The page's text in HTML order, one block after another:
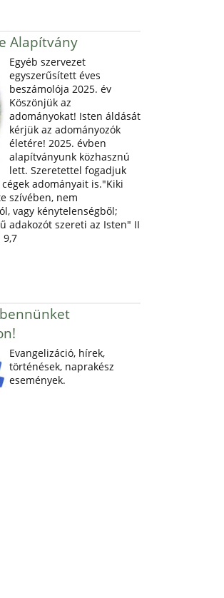
Alapítvány
Egyéb szervezet
egyszerűsített éves
beszámolója 2025. év
Köszönjük az
adományokat! Isten áldását
kérjük az adományozók
életére! 2025. évben
alapítványunk közhasznú
lett. Szeretettel fogadjuk
adományait is."Kiki
szívében, nem
vagy kénytelenségből;
adakozót szereti az Isten" II
Evangelizáció, hírek,
történések, naprakész
események.